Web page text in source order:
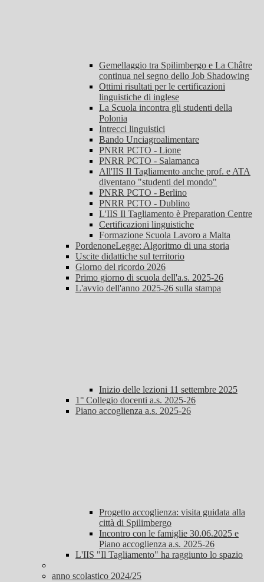
Gemellaggio tra Spilimbergo e La Châtre
continua nel segno dello Job Shadowing
Ottimi risultati per le certificazioni
linguistiche di inglese
La Scuola incontra gli studenti della
Polonia
Intrecci linguistici
Bando Unciagroalimentare
PNRR PCTO - Lione
PNRR PCTO - Salamanca
All'IIS Il Tagliamento anche prof. e ATA
diventano "studenti del mondo"
PNRR PCTO - Berlino
PNRR PCTO - Dublino
L'IIS Il Tagliamento è Preparation Centre
Certificazioni linguistiche
Formazione Scuola Lavoro a Malta
PordenoneLegge: Algoritmo di una storia
Uscite didattiche sul territorio
Giorno del ricordo 2026
Primo giorno di scuola dell'a.s. 2025-26
L'avvio dell'anno 2025-26 sulla stampa
Inizio delle lezioni 11 settembre 2025
1° Collegio docenti a.s. 2025-26
Piano accoglienza a.s. 2025-26
Progetto accoglienza: visita guidata alla
città di Spilimbergo
Incontro con le famiglie 30.06.2025 e
Piano accoglienza a.s. 2025-26
L'IIS "Il Tagliamento" ha raggiunto lo spazio
anno scolastico 2024/25